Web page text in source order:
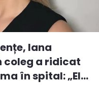
Iana
coleg a ridicat
în spital: „El